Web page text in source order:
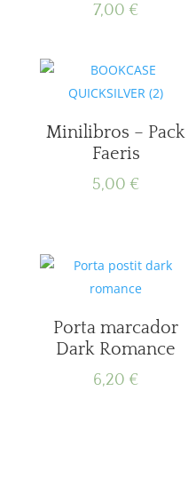
7,00 €
Minilibros – Pack
Faeris
5,00 €
Porta marcador
Dark Romance
6,20 €